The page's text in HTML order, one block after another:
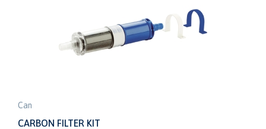
Can
CARBON FILTER KIT